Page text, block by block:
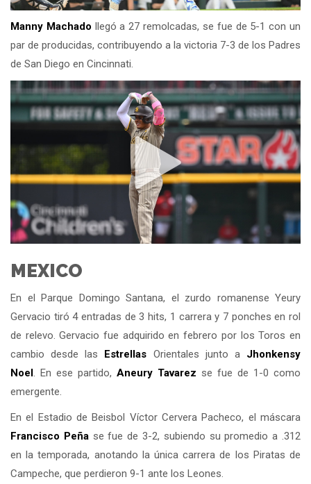
Manny Machado llegó a 27 remolcadas, se fue de 5-1 con un
par de producidas, contribuyendo a la victoria 7-3 de los Padres
de San Diego en Cincinnati.
MEXICO
En el Parque Domingo Santana, el zurdo romanense Yeury
Gervacio tiró 4 entradas de 3 hits, 1 carrera y 7 ponches en rol
de relevo. Gervacio fue adquirido en febrero por los Toros en
cambio desde las Estrellas Orientales junto a Jhonkensy
Noel. En ese partido, Aneury Tavarez se fue de 1-0 como
emergente.
En el Estadio de Beisbol Víctor Cervera Pacheco, el máscara
Francisco Peñase fue de 3-2, subiendo su promedio a .312
en la temporada, anotando la única carrera de los Piratas de
Campeche, que perdieron 9-1 ante los Leones.